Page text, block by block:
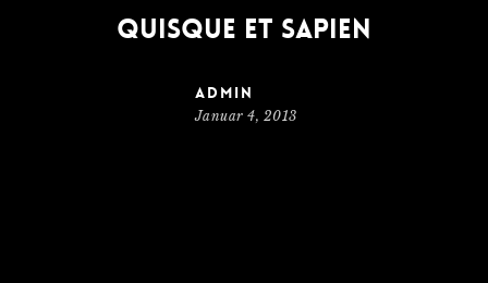
Quisque et sapien
admin
Januar 4, 2013